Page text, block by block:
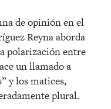
de opinión en el
Reyna aborda
polarización entre
un llamado a
y los matices,
plural.